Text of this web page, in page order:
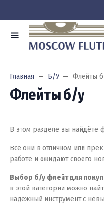
Главная Б/У Флейты
Флейты б/у
В этом разделе вы найдёте
Все они в отличном или
работе и ожидают своего
Выбор б/у флейт для
в этой категории можно
надежный инструмент с